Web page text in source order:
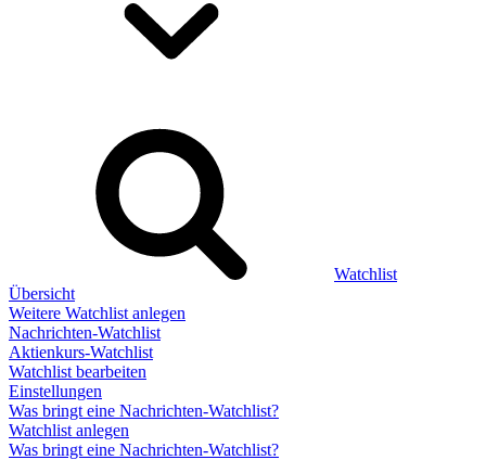
Watchlist
Übersicht
Weitere Watchlist anlegen
Nachrichten-Watchlist
Aktienkurs-Watchlist
Watchlist bearbeiten
Einstellungen
Was bringt eine Nachrichten-Watchlist?
Watchlist anlegen
Was bringt eine Nachrichten-Watchlist?